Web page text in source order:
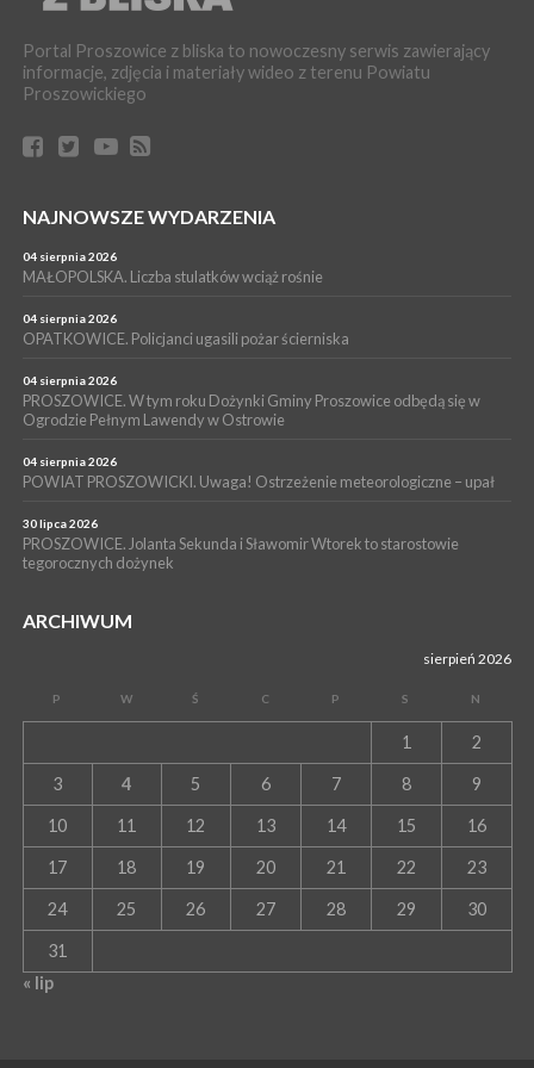
16 lipca 2026
Pałecznicy będą obsługiwani w Proszowicach
WYDARZENIA
PROSZOWICE. W parku Warsztaty Edukacyjno-Przyrodnicze
NOC CIEM
15 lipca 2026
Czwartki w Bibliotece”
14 lipca 2026
PROSZOWICE. 26 lipca odbędzie się XII Marsz Rzeczpospolitej
WYDARZENIA
13 lipca 2026
Szpitalu im. Ojca Rafała z Proszowic już działa
Portal Proszowice z bliska to nowoczesny serwis zawierający
informacje, zdjęcia i materiały wideo z terenu Powiatu
Proszowickiego
NAJNOWSZE WYDARZENIA
04 sierpnia 2026
MAŁOPOLSKA. Liczba stulatków wciąż rośnie
04 sierpnia 2026
OPATKOWICE. Policjanci ugasili pożar ścierniska
04 sierpnia 2026
PROSZOWICE. W tym roku Dożynki Gminy Proszowice odbędą się w
Ogrodzie Pełnym Lawendy w Ostrowie
04 sierpnia 2026
POWIAT PROSZOWICKI. Uwaga! Ostrzeżenie meteorologiczne – upał
30 lipca 2026
PROSZOWICE. Jolanta Sekunda i Sławomir Wtorek to starostowie
tegorocznych dożynek
ARCHIWUM
sierpień 2026
P W Ś C P S N
1 2
3 4 5 6 7 8 9
10 11 12 13 14 15 16
17 18 19 20 21 22 23
24 25 26 27 28 29 30
31
« lip